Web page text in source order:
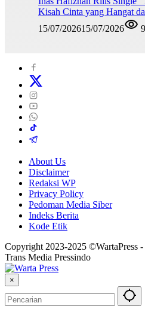
Kisah Cinta yang Hangat
15/07/202615/07/2026
About Us
Disclaimer
Redaksi WP
Privacy Policy
Pedoman Media Siber
Indeks Berita
Kode Etik
Copyright 2023-2025 ©WartaPress
Trans Media Pressindo
×